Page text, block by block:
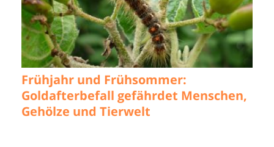
Frühjahr und Frühsommer:
Goldafterbefall gefährdet Menschen,
Gehölze und Tierwelt